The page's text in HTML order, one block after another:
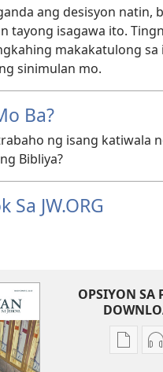
ang desisyon natin,
tayong isagawa ito.
makakatulong sa
sinimulan mo.
Ba?
ng isang katiwala
Bibliya?
Sa JW.ORG
OPSIYON SA